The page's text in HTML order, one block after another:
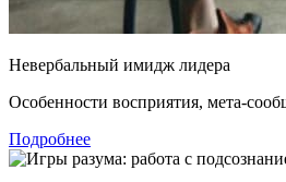
Невербальный имидж лидера
Особенности восприятия, мета-
Подробнее